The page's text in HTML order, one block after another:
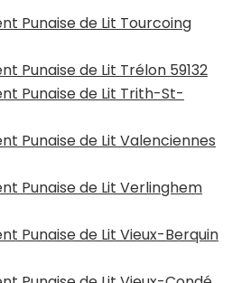
Punaise de Lit Tourcoing
Punaise de Lit Trélon 59132
Punaise de Lit Trith-St-
Punaise de Lit Valenciennes
Punaise de Lit Verlinghem
Punaise de Lit Vieux-Berquin